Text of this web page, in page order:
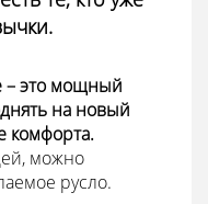
– это мощный
на новый
комфорта.
можно
русло.